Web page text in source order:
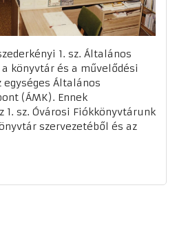
1. sz. Általános
könyvtár és a művelődési
Általános
(ÁMK). Ennek
1. sz. Óvárosi Fiókkönyvtárunk
szervezetéből és az